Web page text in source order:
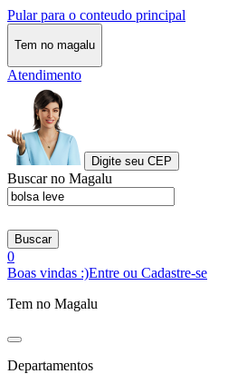
Pular para o conteudo principal
Tem no magalu
Atendimento
Digite seu CEP
Buscar no Magalu
Buscar
0
Boas vindas :)Entre ou Cadastre-se
Tem no Magalu
Departamentos